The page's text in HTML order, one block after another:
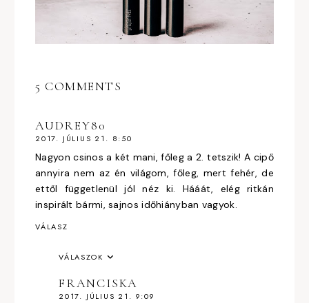
5 COMMENTS
AUDREY80
2017. JÚLIUS 21. 8:50
Nagyon csinos a két mani, főleg a 2. tetszik! A cipő
annyira nem az én világom, főleg, mert fehér, de
ettől függetlenül jól néz ki. Hááát, elég ritkán
inspirált bármi, sajnos időhiányban vagyok.
VÁLASZ
VÁLASZOK
FRANCISKA
2017. JÚLIUS 21. 9:09